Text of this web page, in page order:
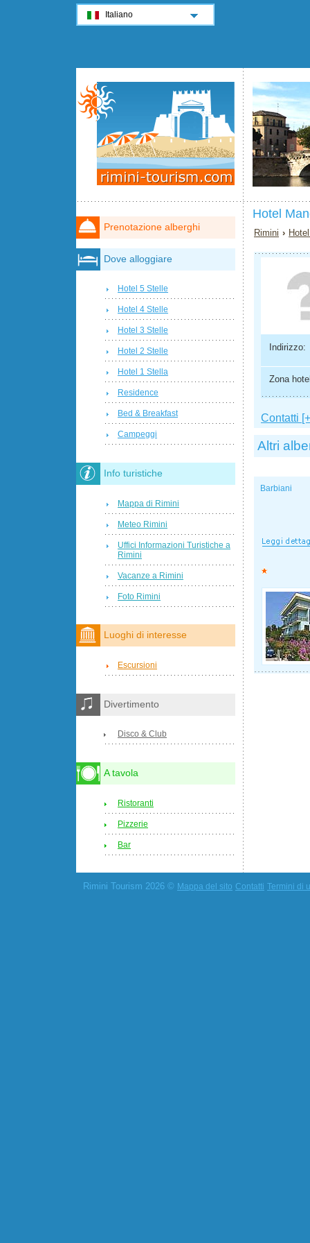
Hotel
Rimini ›
Indirizzo:
Zona
Contatti
Altri
Barbiani
Prenotazione alberghi
Dove alloggiare
Hotel 5 Stelle
Hotel 4 Stelle
Hotel 3 Stelle
Hotel 2 Stelle
Hotel 1 Stella
Residence
Bed & Breakfast
Campeggi
Info turistiche
Mappa di Rimini
Meteo Rimini
Uffici Informazioni Turistiche a
Rimini
Vacanze a Rimini
Foto Rimini
Luoghi di interesse
Escursioni
Divertimento
Disco & Club
A tavola
Ristoranti
Pizzerie
Bar
Rimini Tourism 2026 © Mappa del sito Contatti Termini di
Italiano